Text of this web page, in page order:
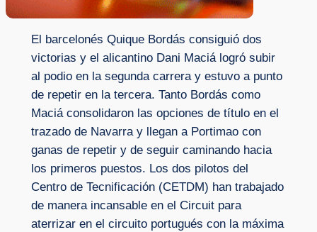
El barcelonés Quique Bordás consiguió dos
victorias y el alicantino Dani Maciá logró subir
al podio en la segunda carrera y estuvo a punto
de repetir en la tercera. Tanto Bordás como
Maciá consolidaron las opciones de título en el
trazado de Navarra y llegan a Portimao con
ganas de repetir y de seguir caminando hacia
los primeros puestos. Los dos pilotos del
Centro de Tecnificación (CETDM) han trabajado
de manera incansable en el Circuit para
aterrizar en el circuito portugués con la máxima